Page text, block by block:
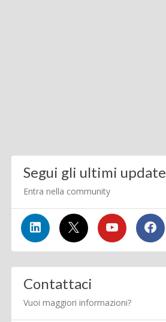
Segui gli ultimi update
Entra nella community
Contattaci
Vuoi maggiori informazioni?